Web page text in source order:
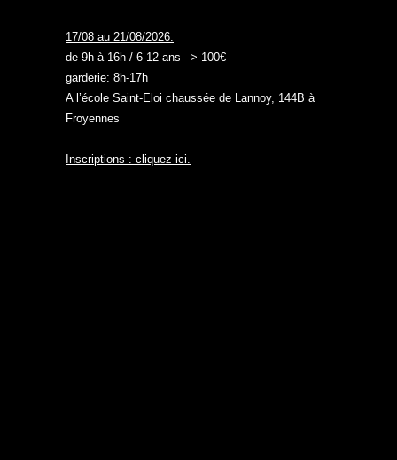
17/08 au 21/08/2026:
de 9h à 16h / 6-12 ans –> 100€
garderie: 8h-17h
A l’école Saint-Eloi chaussée de Lannoy, 144B à
Froyennes
Inscriptions : cliquez ici.